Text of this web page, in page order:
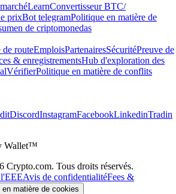
LearnConvertisseur BTC/
prixBot telegramPolitique en matière de
de criptomonedas
de routeEmploisPartenairesSécuritéPreuve de
& enregistrementsHub d'exploration des
VérifierPolitique en matière de conflits
DiscordInstagramFacebookLinkedinTradin
Wallet™
Tous droits réservés.
Avis de confidentialitéFees &
en matière de cookies